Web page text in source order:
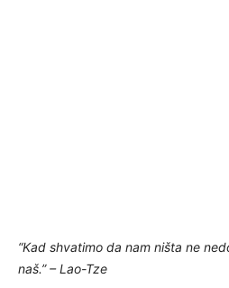
“Kad shvatimo da nam ništa ne
naš.” – Lao-Tze